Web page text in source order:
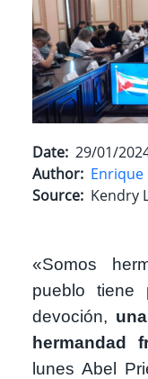
Date 29/01/
Author
Source Kendry
«Somos
pueblo tiene
devoción,
hermandad
lunes Abel